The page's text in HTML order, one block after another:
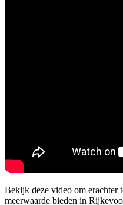
Bekijk deze video om erachter
meerwaarde bieden in